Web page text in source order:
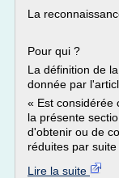
La
Pour qui ?
La définition de
donnée par
« Est considérée
la présente
d'obtenir ou de
réduites par suite
Lire la suite